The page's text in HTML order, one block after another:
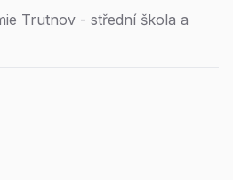
Trutnov - střední škola a